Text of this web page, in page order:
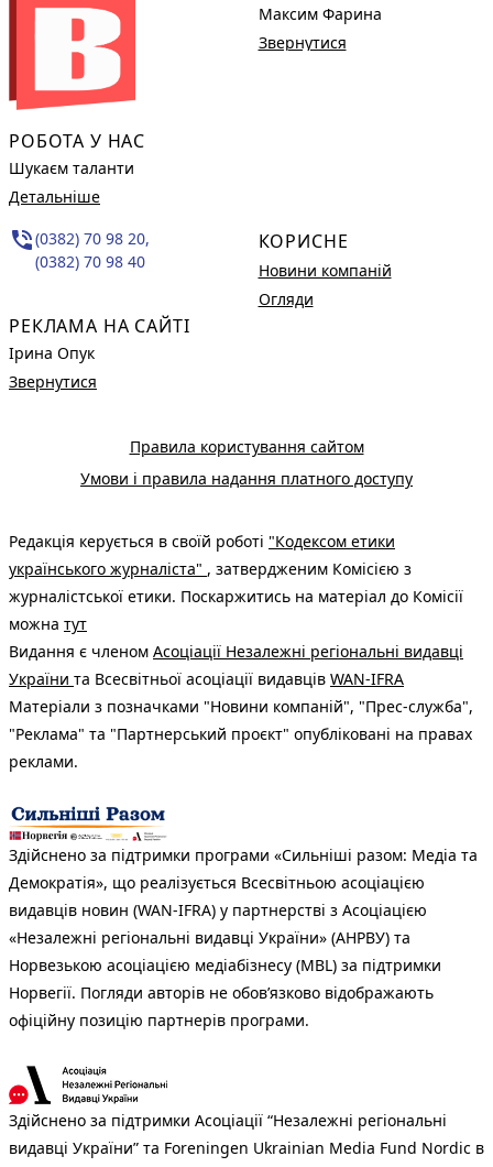
РОБОТА У НАС
Шукаєм таланти
Детальніше
phone_in_talk(0382) 70 98 20,
(0382) 70 98 40
РЕКЛАМА НА САЙТІ
Ірина Опук
Звернутися
Максим Фарина
Звернутися
КОРИСНЕ
Новини компаній
Огляди
Правила користування сайтом
Умови і правила надання платного доступу
Редакція керується в своїй роботі "Кодексом етики
українського журналіста" , затвердженим Комісією з
журналістської етики. Поскаржитись на матеріал до Комісії
можна тут
Видання є членом Асоціації Незалежні регіональні видавці
України та Всесвітньої асоціації видавців WAN-IFRA
Матеріали з позначками "Новини компаній", "Прес-служба",
"Реклама" та "Партнерський проєкт" опубліковані на правах
реклами.
Здійснено за підтримки програми «Сильніші разом: Медіа та
Демократія», що реалізується Всесвітньою асоціацією
видавців новин (WAN-IFRA) у партнерстві з Асоціацією
«Незалежні регіональні видавці України» (АНРВУ) та
Норвезькою асоціацією медіабізнесу (MBL) за підтримки
Норвегії. Погляди авторів не обов’язково відображають
офіційну позицію партнерів програми.
Здійснено за підтримки Асоціації “Незалежні регіональні
видавці України” та Foreningen Ukrainian Media Fund Nordic в